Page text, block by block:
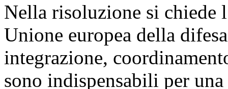
Nella risoluzione si chiede
Unione europea della
integrazione,
sono indispensabili per